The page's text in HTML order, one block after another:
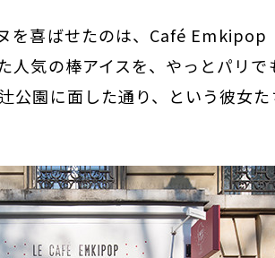
を喜ばせたのは、Café Emkipop
人気の棒アイスを、やっとパリで
公園に面した通り、という彼女